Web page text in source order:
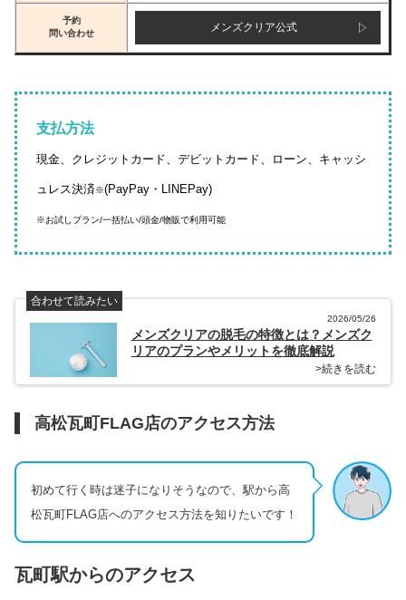
予約
問い合わせ
メンズクリア公式
支払方法
現金、クレジットカード、デビットカード、ローン、キャッシ
ュレス決済※(PayPay・LINEPay)
※お試しプラン/一括払い/頭金/物販で利用可能
合わせて読みたい
2026/05/26
メンズクリアの脱毛の特徴とは？メンズク
リアのプランやメリットを徹底解説
>続きを読む
高松瓦町FLAG店のアクセス方法
初めて行く時は迷子になりそうなので、駅から高
松瓦町FLAG店へのアクセス方法を知りたいです！
瓦町駅からのアクセス